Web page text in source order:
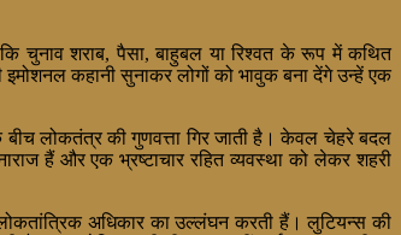
चुनाव शराब, पैसा, बाहुबल या रिश्वत के रूप में कथित
इमोशनल कहानी सुनाकर लोगों को भावुक बना देंगे उन्हें एक
लोकतंत्र की गुणवत्ता गिर जाती है। केवल चेहरे बदल
हैं और एक भ्रष्टाचार रहित व्यवस्था को लेकर शहरी
लोकतांत्रिक अधिकार का उल्लंघन करती हैं। लुटियन्स की